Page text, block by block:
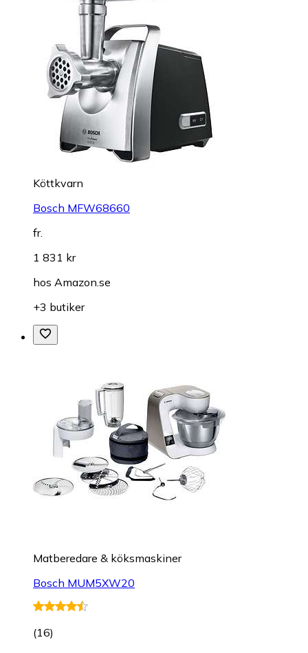
Köttkvarn
Bosch MFW68660
fr.
1 831 kr
hos Amazon.se
+3 butiker
Matberedare & köksmaskiner
Bosch MUM5XW20
(16)